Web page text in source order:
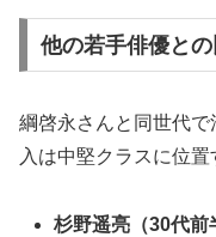
他の若手俳優と
綱啓永さんと同世代
入は中堅クラスに位置
杉野遥亮（30代前